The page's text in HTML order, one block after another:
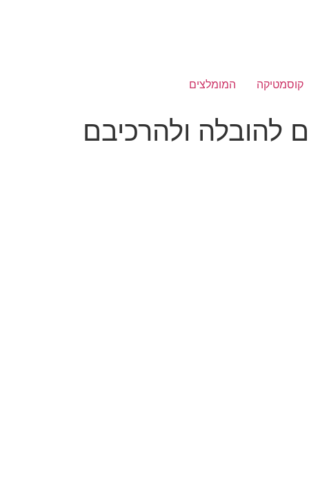
קוסמטיקה המומלצים
להובלה ולהרכיבם